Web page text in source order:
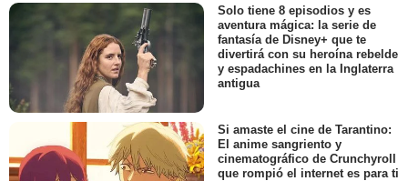
Solo tiene 8 episodios y es
aventura mágica: la serie de
fantasía de Disney+ que te
divertirá con su heroína rebelde
y espadachines en la Inglaterra
antigua
Si amaste el cine de Tarantino:
El anime sangriento y
cinematográfico de Crunchyroll
que rompió el internet es para ti